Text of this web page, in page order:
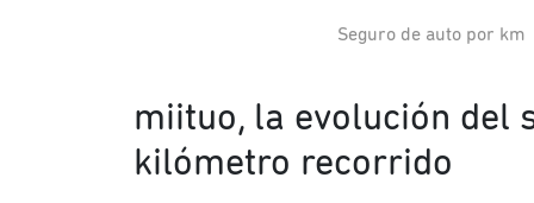
Seguro de auto por km
miituo, la evolución del
kilómetro recorrido